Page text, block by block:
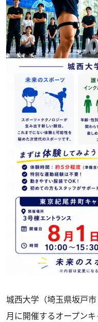
城西大学（埼玉県坂戸
月に開催するオープン